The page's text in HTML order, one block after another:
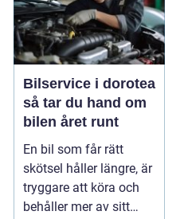
Bilservice i dorotea
så tar du hand om
bilen året runt
En bil som får rätt
skötsel håller längre, är
tryggare att köra och
behåller mer av sitt